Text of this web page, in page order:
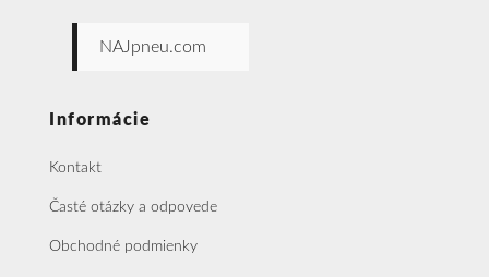
NAJpneu.com
Informácie
Kontakt
Časté otázky a odpovede
Obchodné podmienky